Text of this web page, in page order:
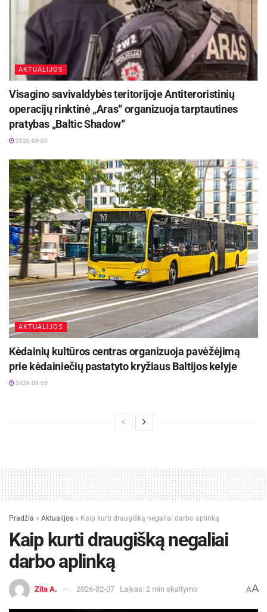
AKTUALIJOS
Visagino savivaldybės teritorijoje Antiteroristinių
operacijų rinktinė „Aras“ organizuoja tarptautines
pratybas „Baltic Shadow“
2026-08-05
AKTUALIJOS
Kėdainių kultūros centras organizuoja pavėžėjimą
prie kėdainiečių pastatyto kryžiaus Baltijos kelyje
2026-08-05
Pradžia » Aktualijos » Kaip kurti draugišką negaliai darbo aplinką
Kaip kurti draugišką negaliai
darbo aplinką
Zita A. 2026-02-07 Laikas: 2 min skaitymo AA